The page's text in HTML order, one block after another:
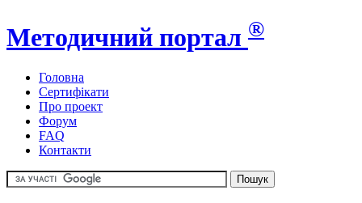
Методичний портал ®
Головна
Сертифікати
Про проект
Форум
FAQ
Контакти